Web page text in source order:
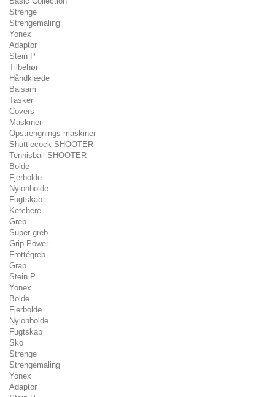
Strenge
Strengemaling
Yonex
Adaptor
Stein P
Tilbehør
Håndklæde
Balsam
Tasker
Covers
Maskiner
Opstrengnings-maskiner
Shuttlecock-SHOOTER
Tennisball-SHOOTER
Bolde
Fjerbolde
Nylonbolde
Fugtskab
Ketchere
Greb
Super greb
Grip Power
Frottégreb
Grap
Stein P
Yonex
Bolde
Fjerbolde
Nylonbolde
Fugtskab
Sko
Strenge
Strengemaling
Yonex
Adaptor